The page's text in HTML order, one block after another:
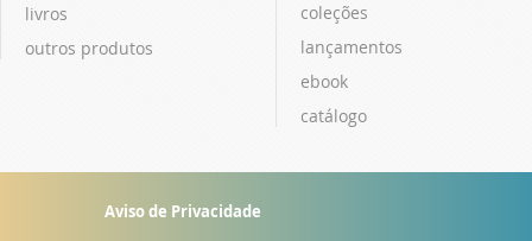
livros
outros produtos
coleções
lançamentos
ebook
catálogo
Aviso de Privacidade